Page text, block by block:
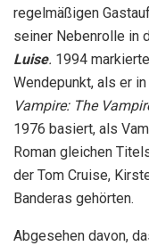
regelmäßigen
seiner Nebenrolle in
Luise. 1994
Wendepunkt, als er
Vampire: The
1976 basiert, als
Roman gleichen
der Tom Cruise,
Banderas gehörten.
Abgesehen davon,